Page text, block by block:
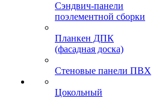
Сэндвич-панели
поэлементной сборки
Планкен ДПК
(фасадная доска)
Стеновые панели ПВХ
Цокольный